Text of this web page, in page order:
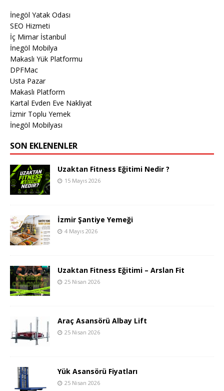
İnegöl Yatak Odası
SEO Hizmeti
İç Mimar İstanbul
İnegöl Mobilya
Makaslı Yük Platformu
DPFMac
Usta Pazar
Makaslı Platform
Kartal Evden Eve Nakliyat
İzmir Toplu Yemek
İnegöl Mobilyası
SON EKLENENLER
Uzaktan Fitness Eğitimi Nedir ?
15 Mayıs 2026
İzmir Şantiye Yemeği
4 Mayıs 2026
Uzaktan Fitness Eğitimi – Arslan Fit
25 Nisan 2026
Araç Asansörü Albay Lift
25 Nisan 2026
Yük Asansörü Fiyatları
25 Nisan 2026